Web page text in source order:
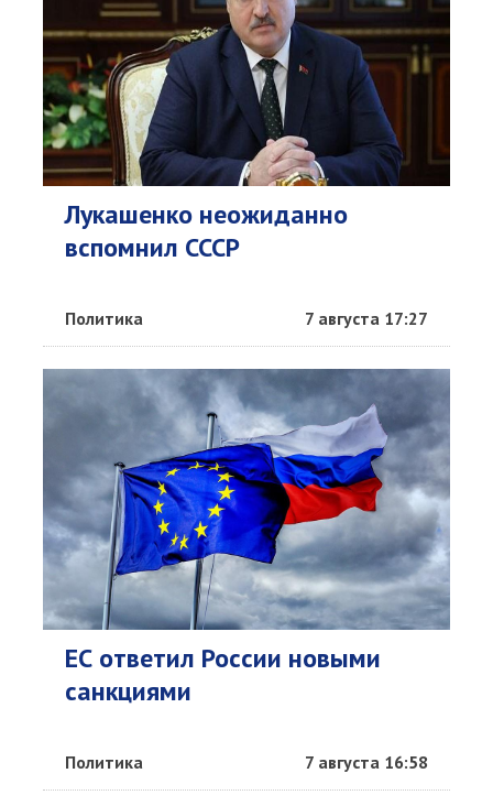
Лукашенко неожиданно
вспомнил СССР
Политика 7 августа 17:27
ЕС ответил России новыми
санкциями
Политика 7 августа 16:58